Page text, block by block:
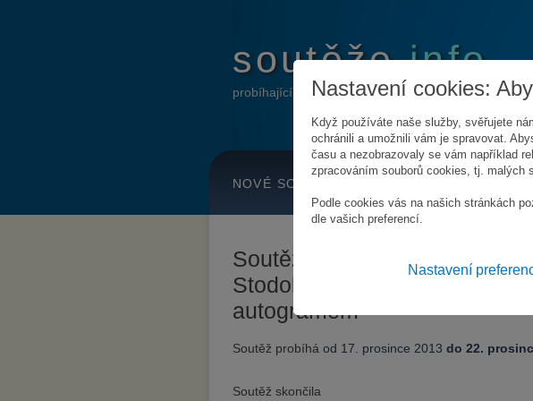
soutěže.info
probíhající online soutěže
NOVÉ SOUTĚŽE
Soutěž o procedury ve
Stodolní a životopis Tomáše
autogramem
Soutěž probíhá od 17. prosince 2013 do 22.
Soutěž skončila
Nastavení cookies:
Když používáte naše služby, svěřujete
ochránili a umožnili vám je spravovat.
času a nezobrazovaly se vám například
zpracováním souborů cookies, tj. malých
Podle cookies vás na našich stránkách
dle vašich preferencí.
Nastavení